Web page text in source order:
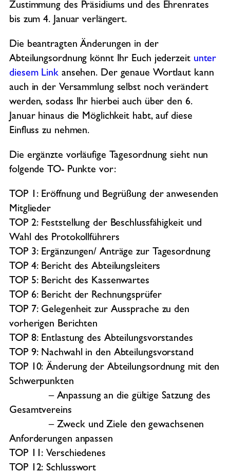
Zustimmung des Präsidiums und des Ehrenrates
bis zum 4. Januar verlängert.
Die beantragten Änderungen in der
Abteilungsordnung könnt Ihr Euch jederzeit unter
diesem Linkansehen. Der genaue Wortlaut kann
auch in der Versammlung selbst noch verändert
werden, sodass Ihr hierbei auch über den 6.
Januar hinaus die Möglichkeit habt, auf diese
Einfluss zu nehmen.
Die ergänzte vorläufige Tagesordnung sieht nun
folgende TO- Punkte vor:
TOP 1: Eröffnung und Begrüßung der anwesenden
Mitglieder
TOP 2: Feststellung der Beschlussfähigkeit und
Wahl des Protokollführers
TOP 3: Ergänzungen/ Anträge zur Tagesordnung
TOP 4: Bericht des Abteilungsleiters
TOP 5: Bericht des Kassenwartes
TOP 6: Bericht der Rechnungsprüfer
TOP 7: Gelegenheit zur Aussprache zu den
vorherigen Berichten
TOP 8: Entlastung des Abteilungsvorstandes
TOP 9: Nachwahl in den Abteilungsvorstand
TOP 10: Änderung der Abteilungsordnung mit den
Schwerpunkten
– Anpassung an die gültige Satzung des
Gesamtvereins
– Zweck und Ziele den gewachsenen
Anforderungen anpassen
TOP 11: Verschiedenes
TOP 12: Schlusswort